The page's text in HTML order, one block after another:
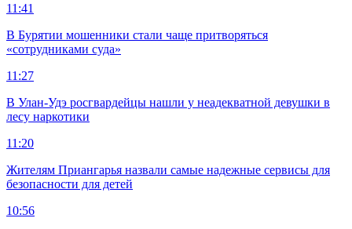
11:41
В Бурятии мошенники стали чаще притворяться
«сотрудниками суда»
11:27
В Улан-Удэ росгвардейцы нашли у неадекватной девушки в
лесу наркотики
11:20
Жителям Приангарья назвали самые надежные сервисы для
безопасности для детей
10:56